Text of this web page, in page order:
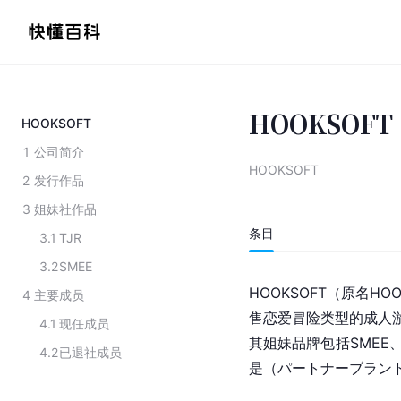
HOOKSOFT
1 公司简介
2 发行作品
3 姐妹社作品
3.1 TJR
3.2SMEE
4 主要成员
4.1 现任成员
4.2已退社成员
HOOKSOFT
HOOKSOFT
条目
HOOKSOFT（原名
售恋爱冒险类型的成人
其姐妹品牌包括SMEE
是（パートナーブラン